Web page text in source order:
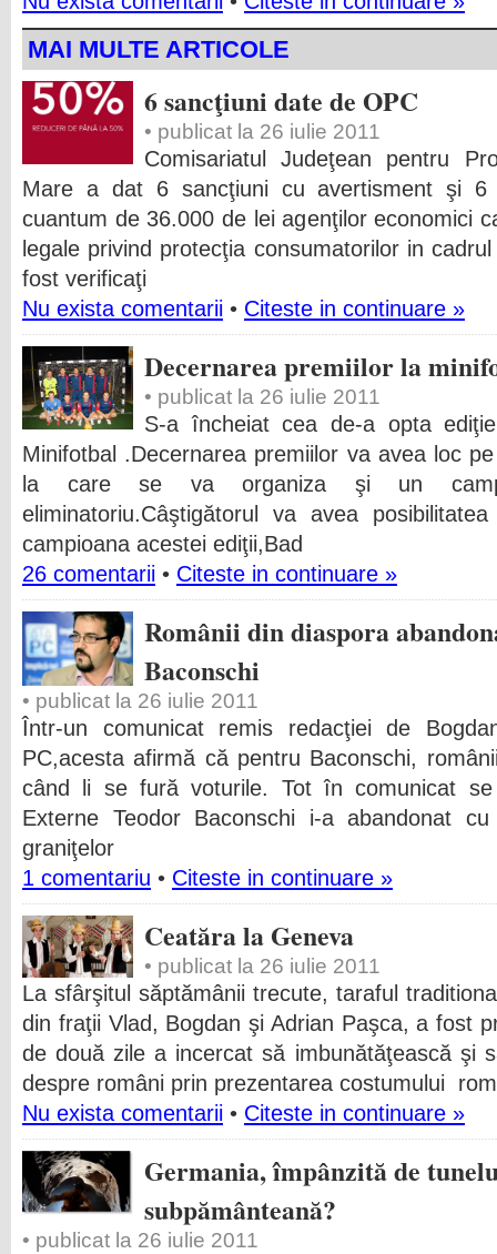
MAI MULTE ARTICOLE
6 sancţiuni date de OPC
• publicat la 26 iulie 2011
Comisariatul Judeţean pentru
Mare a dat 6 sancţiuni cu avertisment şi 6
cuantum de 36.000 de lei agenţilor economici
legale privind protecţia consumatorilor in
fost verificaţi
Nu exista comentarii • Citeste in continuare »
Decernarea premiilor la
• publicat la 26 iulie 2011
S-a încheiat cea de-a opta
Minifotbal .Decernarea premiilor va avea loc
la care se va organiza şi un
eliminatoriu.Câştigătorul va avea
campioana acestei ediţii,Bad
26 comentarii • Citeste in continuare »
Românii din diaspora
Baconschi
• publicat la 26 iulie 2011
Într-un comunicat remis redacţiei de
PC,acesta afirmă că pentru Baconschi,
când li se fură voturile. Tot în comunicat
Externe Teodor Baconschi i-a abandonat
graniţelor
1 comentariu • Citeste in continuare »
Ceatăra la Geneva
• publicat la 26 iulie 2011
La sfârşitul săptămânii trecute, taraful
din fraţii Vlad, Bogdan şi Adrian Paşca, a fost
de două zile a incercat să imbunătăţească şi
despre români prin prezentarea costumului
Nu exista comentarii • Citeste in continuare »
Germania, împânzită de
subpământeană?
• publicat la 26 iulie 2011